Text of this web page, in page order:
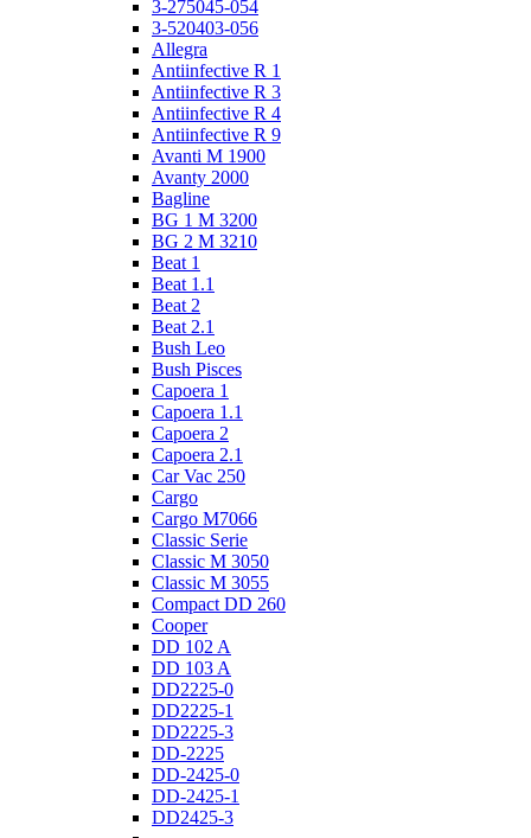
3-275045-054
3-520403-056
Allegra
Antiinfective R 1
Antiinfective R 3
Antiinfective R 4
Antiinfective R 9
Avanti M 1900
Avanty 2000
Bagline
BG 1 M 3200
BG 2 M 3210
Beat 1
Beat 1.1
Beat 2
Beat 2.1
Bush Leo
Bush Pisces
Capoera 1
Capoera 1.1
Capoera 2
Capoera 2.1
Car Vac 250
Cargo
Cargo M7066
Classic Serie
Classic M 3050
Classic M 3055
Compact DD 260
Cooper
DD 102 A
DD 103 A
DD2225-0
DD2225-1
DD2225-3
DD-2225
DD-2425-0
DD-2425-1
DD2425-3